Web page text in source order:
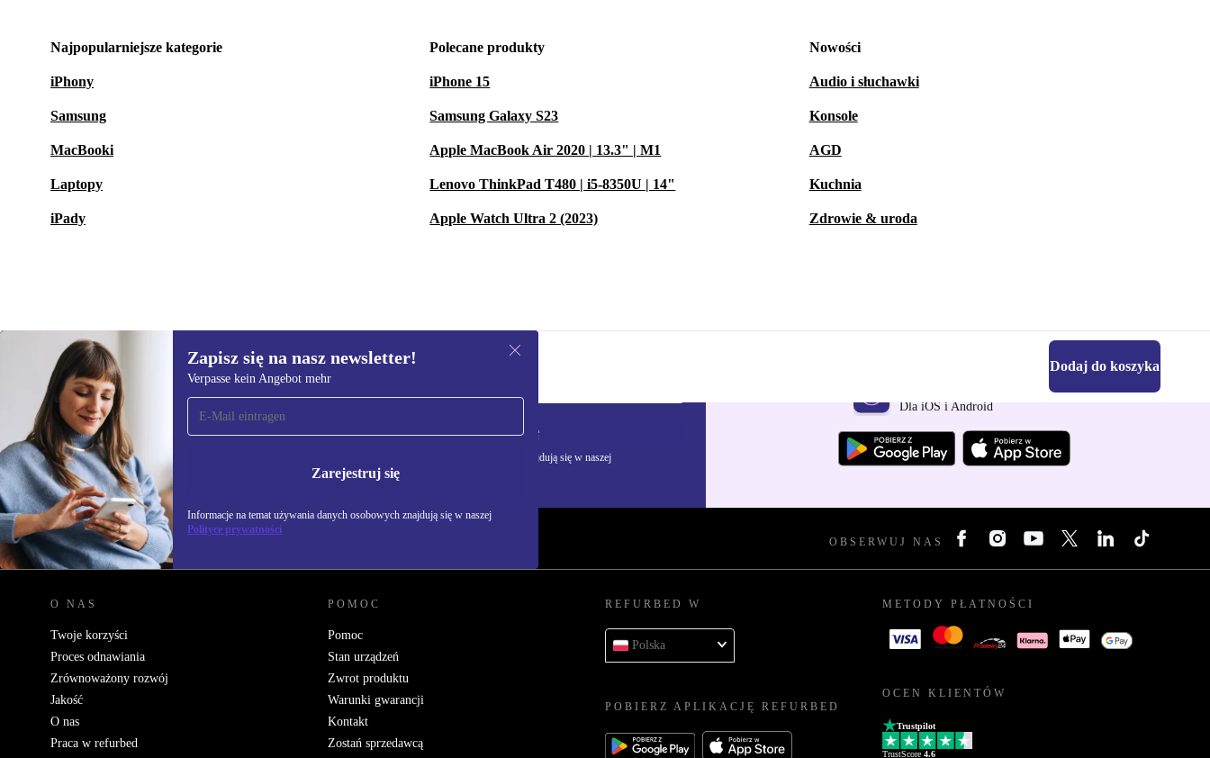
Najpopularniejsze kategorie
iPhony
Samsung
MacBooki
Laptopy
iPady
Polecane produkty
iPhone 15
Samsung Galaxy S23
Apple MacBook Air 2020 | 13.3" | M1
Lenovo ThinkPad T480 | i5-8350U | 14"
Apple Watch Ultra 2 (2023)
Nowości
Audio i słuchawki
Konsole
AGD
Kuchnia
Zdrowie & uroda
416,85 zł Dodaj do koszyka
Zapisz się na nasz newsletter!
Verpasse kein Angebot mehr
Zarejestruj się
Informacje na temat używania danych osobowych znajdują się w naszej
Polityce prywatności
Zapisz się na nasz
newsletter!
Nie przegap żadnej oferty.
Zarejestruj się
Informacje na temat używania danych osobowych znajdują się w naszej
Polityce prywatności
Pobierz aplikację refurbed
Dla iOS i Android
REFURBED POLSKA - RETHINK NEW. OBSERWUJ NAS
O NAS
Twoje korzyści
Proces odnawiania
Zrównoważony rozwój
Jakość
O nas
Praca w refurbed
POMOC
Pomoc
Stan urządzeń
Zwrot produktu
Warunki gwarancji
Kontakt
Zostań sprzedawcą
REFURBED W
Polska
POBIERZ APLIKACJĘ REFURBED
METODY PŁATNOŚCI
OCEN KLIENTÓW
Trustpilot
TrustScore 4.6